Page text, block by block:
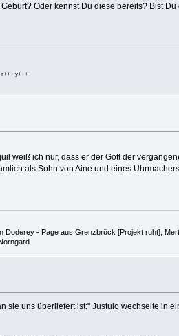
Oder kennst Du diese bereits? Bist
r+++ y+++
weiß ich nur, dass er der Gott der
als Sohn von Aine und eines
Doderey - Page aus Grenzbrück [Projekt ruht],
uns überliefert ist:" Justulo wechselte in